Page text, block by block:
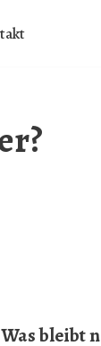
bleibt